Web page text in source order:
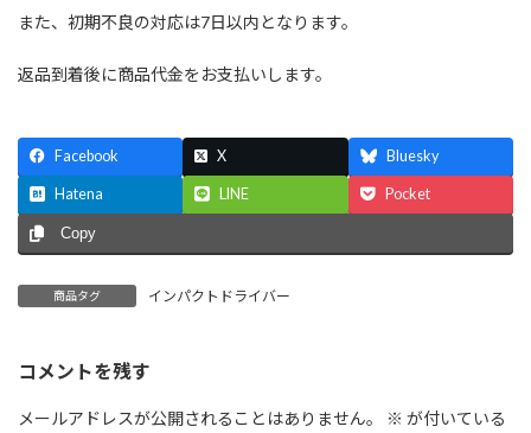
また、初期不良の対応は7日以内となります。
返品到着後に商品代金をお支払いします。
Facebook X Bluesky
Hatena LINE Pocket
Copy
商品タグ インパクトドライバー
コメントを残す
メールアドレスが公開されることはありません。 ※ が付いている